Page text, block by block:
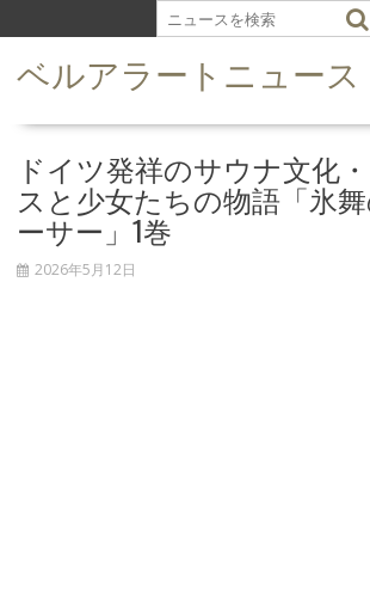
k
ベルアラートニュース
ドイツ発祥のサウナ文化
スと少女たちの物語「氷
ーサー」1巻
2026年5月12日